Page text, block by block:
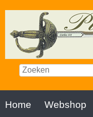
Home Webshop